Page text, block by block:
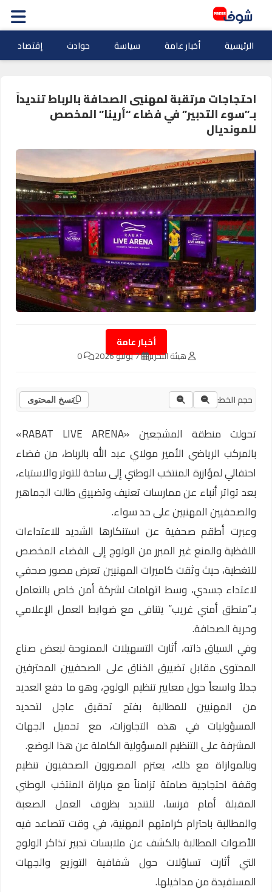
الرئيسية أخبار عامة سياسة حوادث إقتصاد
احتجاجات مرتقبة لمهنيي الصحافة بالرباط تنديداً
بـ”سوء التدبير” في فضاء “أرينا” المخصص
للمونديال
أخبار عامة
هيئة التحرير 7 يوليو 2026 0
حجم الخط: نسخ المحتوى
تحولت منطقة المشجعين «RABAT LIVE ARENA»
بالمركب الرياضي الأمير مولاي عبد الله بالرباط، من فضاء
احتفالي لمؤازرة المنتخب الوطني إلى ساحة للتوتر والاستياء،
بعد تواتر أنباء عن ممارسات تعنيف وتضييق طالت الجماهير
والصحفيين المهنيين على حد سواء.
وعبرت أطقم صحفية عن استنكارها الشديد للاعتداءات
اللفظية والمنع غير المبرر من الولوج إلى الفضاء المخصص
للتغطية، حيث وثقت كاميرات المهنيين تعرض مصور صحفي
لاعتداء جسدي، وسط اتهامات لشركة أمن خاص بالتعامل
بـ”منطق أمني غريب” يتنافى مع ضوابط العمل الإعلامي
وحرية الصحافة.
وفي السياق ذاته، أثارت التسهيلات الممنوحة لبعض صناع
المحتوى مقابل تضييق الخناق على الصحفيين المحترفين
جدلاً واسعاً حول معايير تنظيم الولوج، وهو ما دفع العديد
من المهنيين للمطالبة بفتح تحقيق عاجل لتحديد
المسؤوليات في هذه التجاوزات، مع تحميل الجهات
المشرفة على التنظيم المسؤولية الكاملة عن هذا الوضع.
وبالموازاة مع ذلك، يعتزم المصورون الصحفيون تنظيم
وقفة احتجاجية صامتة تزامناً مع مباراة المنتخب الوطني
المقبلة أمام فرنسا، للتنديد بظروف العمل الصعبة
والمطالبة باحترام كرامتهم المهنية، في وقت تتصاعد فيه
الأصوات المطالبة بالكشف عن ملابسات تدبير تذاكر الولوج
التي أثارت تساؤلات حول شفافية التوزيع والجهات
المستفيدة من مداخيلها.